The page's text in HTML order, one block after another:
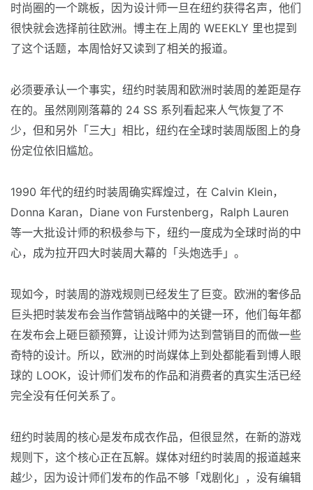
时尚圈的一个跳板，因为设计师一旦在纽约获得名声，他们
很快就会选择前往欧洲。博主在上周的 WEEKLY 里也提到
了这个话题，本周恰好又读到了相关的报道。
必须要承认一个事实，纽约时装周和欧洲时装周的差距是存
在的。虽然刚刚落幕的 24 SS 系列看起来人气恢复了不
少，但和另外「三大」相比，纽约在全球时装周版图上的身
份定位依旧尴尬。
1990 年代的纽约时装周确实辉煌过，在 Calvin Klein，
Donna Karan，Diane von Furstenberg，Ralph Lauren
等一大批设计师的积极参与下，纽约一度成为全球时尚的中
心，成为拉开四大时装周大幕的「头炮选手」。
现如今，时装周的游戏规则已经发生了巨变。欧洲的奢侈品
巨头把时装发布会当作营销战略中的关键一环，他们每年都
在发布会上砸巨额预算，让设计师为达到营销目的而做一些
奇特的设计。所以，欧洲的时尚媒体上到处都能看到博人眼
球的 LOOK，设计师们发布的作品和消费者的真实生活已经
完全没有任何关系了。
纽约时装周的核心是发布成衣作品，但很显然，在新的游戏
规则下，这个核心正在瓦解。媒体对纽约时装周的报道越来
越少，因为设计师们发布的作品不够「戏剧化」，没有编辑